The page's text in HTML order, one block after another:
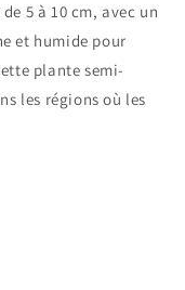
5 à 10 cm, avec un
et humide pour
plante semi-
les régions où les